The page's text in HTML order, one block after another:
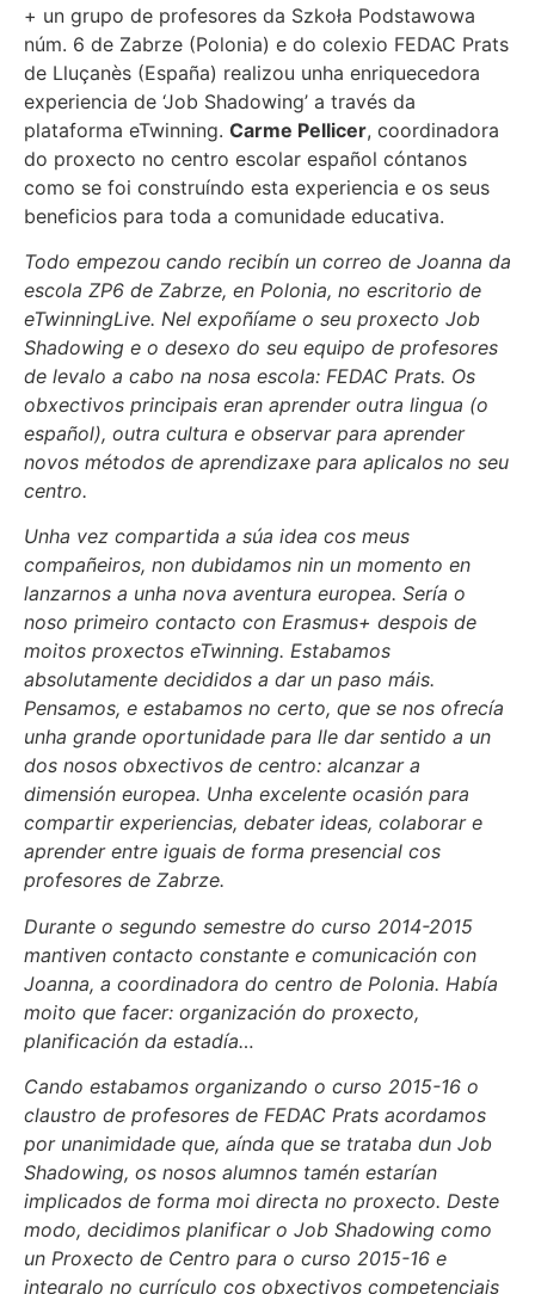
+ un grupo de profesores da Szkoła Podstawowa
núm. 6 de Zabrze (Polonia) e do colexio FEDAC Prats
de Lluçanès (España) realizou unha enriquecedora
experiencia de ‘Job Shadowing’ a través da
plataforma eTwinning. Carme Pellicer, coordinadora
do proxecto no centro escolar español cóntanos
como se foi construíndo esta experiencia e os seus
beneficios para toda a comunidade educativa.
Todo empezou cando recibín un correo de Joanna da
escola ZP6 de Zabrze, en Polonia, no escritorio de
eTwinningLive. Nel expoñíame o seu proxecto Job
Shadowing e o desexo do seu equipo de profesores
de levalo a cabo na nosa escola: FEDAC Prats. Os
obxectivos principais eran aprender outra lingua (o
español), outra cultura e observar para aprender
novos métodos de aprendizaxe para aplicalos no seu
centro.
Unha vez compartida a súa idea cos meus
compañeiros, non dubidamos nin un momento en
lanzarnos a unha nova aventura europea. Sería o
noso primeiro contacto con Erasmus+ despois de
moitos proxectos eTwinning. Estabamos
absolutamente decididos a dar un paso máis.
Pensamos, e estabamos no certo, que se nos ofrecía
unha grande oportunidade para lle dar sentido a un
dos nosos obxectivos de centro: alcanzar a
dimensión europea. Unha excelente ocasión para
compartir experiencias, debater ideas, colaborar e
aprender entre iguais de forma presencial cos
profesores de Zabrze.
Durante o segundo semestre do curso 2014-2015
mantiven contacto constante e comunicación con
Joanna, a coordinadora do centro de Polonia. Había
moito que facer: organización do proxecto,
planificación da estadía…
Cando estabamos organizando o curso 2015-16 o
claustro de profesores de FEDAC Prats acordamos
por unanimidade que, aínda que se trataba dun Job
Shadowing, os nosos alumnos tamén estarían
implicados de forma moi directa no proxecto. Deste
modo, decidimos planificar o Job Shadowing como
un Proxecto de Centro para o curso 2015-16 e
integralo no currículo cos obxectivos competenciais